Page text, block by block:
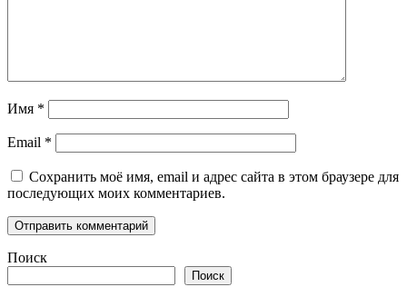
Имя *
Email *
Сохранить моё имя, email и адрес сайта в этом браузере для
последующих моих комментариев.
Поиск
Поиск